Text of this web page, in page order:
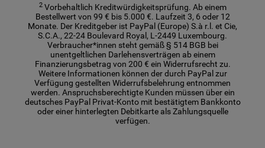
2Vorbehaltlich Kreditwürdigkeitsprüfung. Ab einem
Bestellwert von 99 € bis 5.000 €. Laufzeit 3, 6 oder 12
Monate. Der Kreditgeber ist PayPal (Europe) S.à r.l. et Cie,
S.C.A., 22-24 Boulevard Royal, L-2449 Luxembourg.
Verbraucher*innen steht gemäß § 514 BGB bei
unentgeltlichen Darlehensverträgen ab einem
Finanzierungsbetrag von 200 € ein Widerrufsrecht zu.
Weitere Informationen können der durch PayPal zur
Verfügung gestellten Widerrufsbelehrung entnommen
werden. Anspruchsberechtigte Kunden müssen über ein
deutsches PayPal Privat-Konto mit bestätigtem Bankkonto
oder einer hinterlegten Debitkarte als Zahlungsquelle
verfügen.